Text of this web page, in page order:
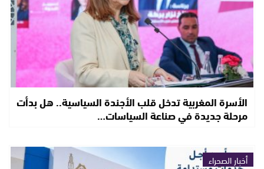
الأسرة المغربية تدخل قلب الأجندة السياسية.. هل بدأت
مرحلة جديدة في صناعة السياسات…
أخبار الصحراء